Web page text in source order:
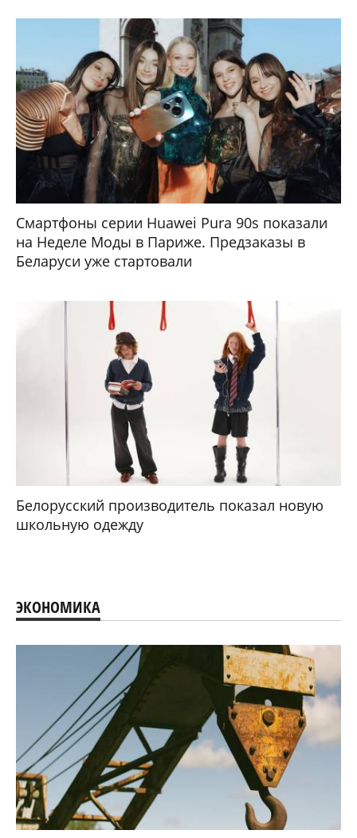
Смартфоны серии Huawei Pura 90s показали
на Неделе Моды в Париже. Предзаказы в
Беларуси уже стартовали
Белорусский производитель показал новую
школьную одежду
ЭКОНОМИКА